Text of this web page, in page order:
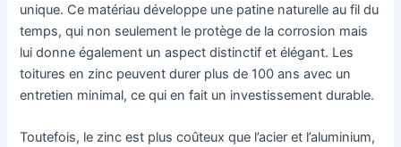
unique. Ce matériau développe une patine naturelle au fil du
temps, qui non seulement le protège de la corrosion mais
lui donne également un aspect distinctif et élégant. Les
toitures en zinc peuvent durer plus de 100 ans avec un
entretien minimal, ce qui en fait un investissement durable.
Toutefois, le zinc est plus coûteux que l’acier et l’aluminium,